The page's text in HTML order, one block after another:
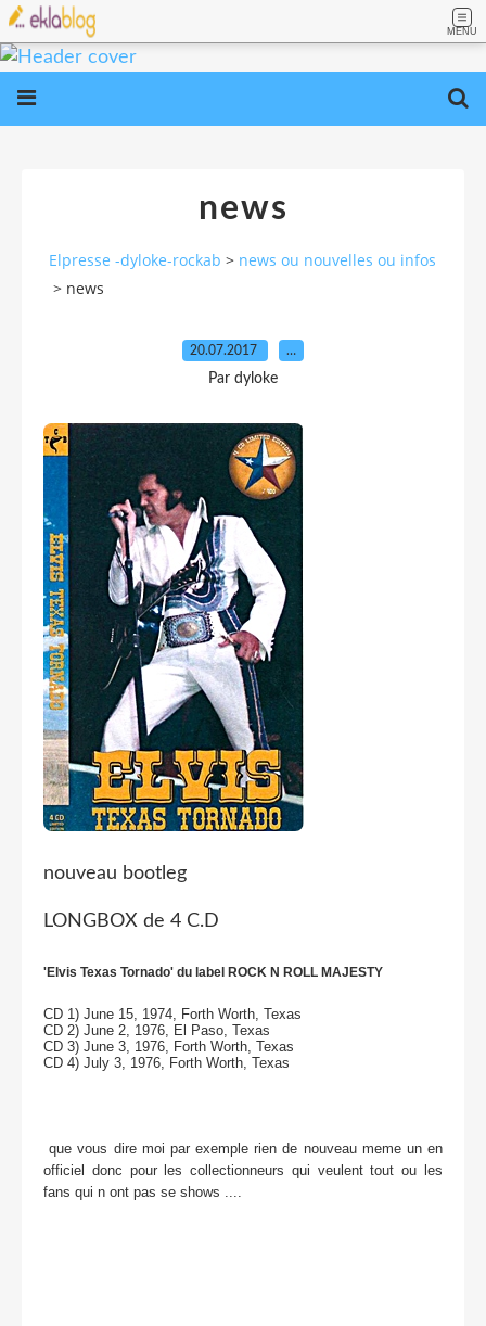
MENU
news
Elpresse -dyloke-rockab > news ou nouvelles ou infos
> news
20.07.2017 …
Par dyloke
nouveau bootleg
LONGBOX de 4 C.D
'Elvis Texas Tornado' du label ROCK N ROLL MAJESTY
CD 1) June 15, 1974, Forth Worth, Texas
CD 2) June 2, 1976, El Paso, Texas
CD 3) June 3, 1976, Forth Worth, Texas
CD 4) July 3, 1976, Forth Worth, Texas
que vous dire moi par exemple rien de nouveau meme un en
officiel donc pour les collectionneurs qui veulent tout ou les
fans qui n ont pas se shows ....